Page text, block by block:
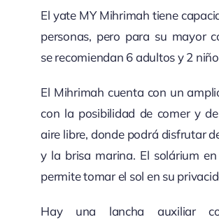
El yate MY Mihrimah tiene
personas, pero para su mayor
se recomiendan 6 adultos y 2
El Mihrimah cuenta con un
con la posibilidad de comer y
aire libre, donde podrá disfrutar
y la brisa marina. El solárium
permite tomar el sol en su
Hay una lancha auxiliar